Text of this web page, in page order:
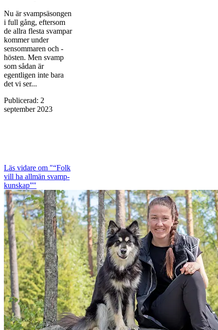
Nu är svampsäsongen
i full gång, efter­som
de allra ­flesta svampar
kommer under
sensommaren och ­
hösten. Men svamp
som sådan är
egentligen inte bara
det vi ser...
Publicerad: 2
september 2023
Läs vidare om "“Folk
vill ha allmän svamp­
kunskap”"